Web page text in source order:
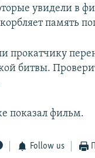
увидели в
память
прокатчику
битвы.
показал фильм.
Follow us